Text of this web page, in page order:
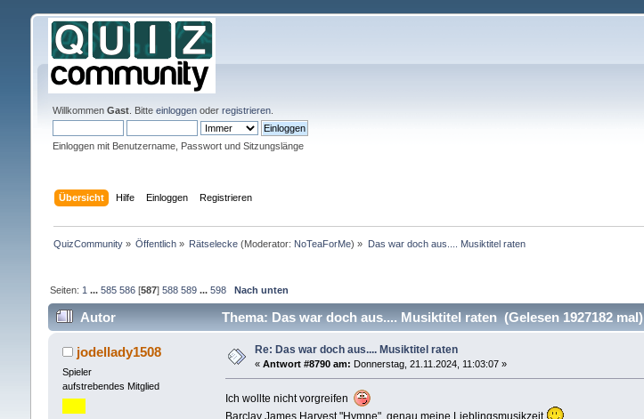
Willkommen Gast. Bitte einloggenoder registrieren.
Einloggen mit Benutzername, Passwort und Sitzungslänge
Übersicht Hilfe Einloggen Registrieren
QuizCommunity» Öffentlich » Rätselecke (Moderator: NoTeaForMe) » Das war doch aus.... Musiktitel raten
Seiten: 1 ... 585 586[587] 588 589 ... 598 Nach unten
Autor Thema: Das war doch aus.... Musiktitel raten (Gelesen 1927182 mal)
jodellady1508
Spieler
aufstrebendes Mitglied
Re: Das war doch aus.... Musiktitel raten
« Antwort #8790 am: Donnerstag, 21.11.2024, 11:03:07 »
Ich wollte nicht vorgreifen